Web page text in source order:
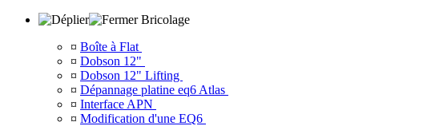
Bricolage
¤ Boîte à Flat
¤ Dobson 12"
¤ Dobson 12" Lifting
¤ Dépannage platine eq6 Atlas
¤ Interface APN
¤ Modification d'une EQ6